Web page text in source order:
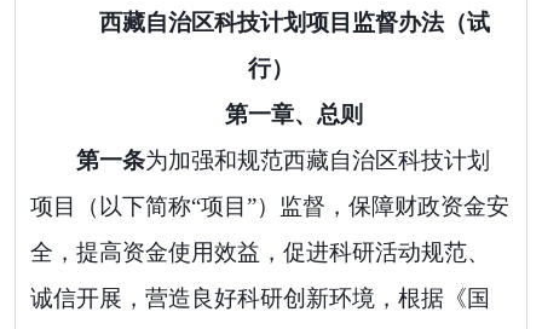
西藏自治区科技计划项目监督办法（试
行）
第一章、总则
第一条为加强和规范西藏自治区科技计划
项目（以下简称“项目”）监督，保障财政资金安
全，提高资金使用效益，促进科研活动规范、
诚信开展，营造良好科研创新环境， 根据《国